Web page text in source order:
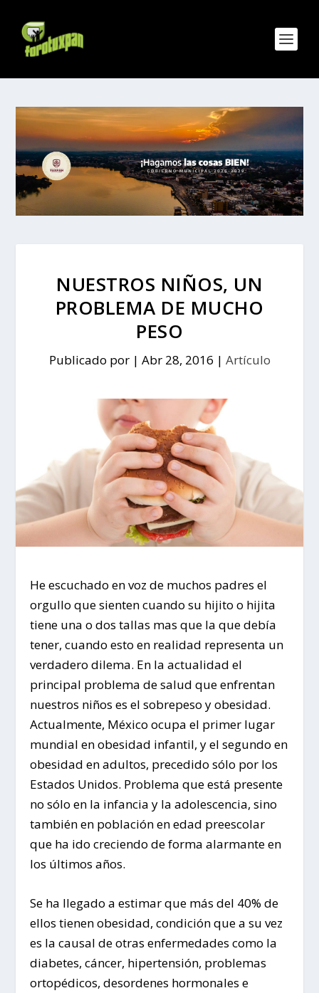
NUESTROS NIÑOS, UN
PROBLEMA DE MUCHO
PESO
Publicado por | Abr 28, 2016 | Artículo
He escuchado en voz de muchos padres el
orgullo que sienten cuando su hijito o hijita
tiene una o dos tallas mas que la que debía
tener, cuando esto en realidad representa un
verdadero dilema. En la actualidad el
principal problema de salud que enfrentan
nuestros niños es el sobrepeso y obesidad.
Actualmente, México ocupa el primer lugar
mundial en obesidad infantil, y el segundo en
obesidad en adultos, precedido sólo por los
Estados Unidos. Problema que está presente
no sólo en la infancia y la adolescencia, sino
también en población en edad preescolar
que ha ido creciendo de forma alarmante en
los últimos años.
Se ha llegado a estimar que más del 40% de
ellos tienen obesidad, condición que a su vez
es la causal de otras enfermedades como la
diabetes, cáncer, hipertensión, problemas
ortopédicos, desordenes hormonales e